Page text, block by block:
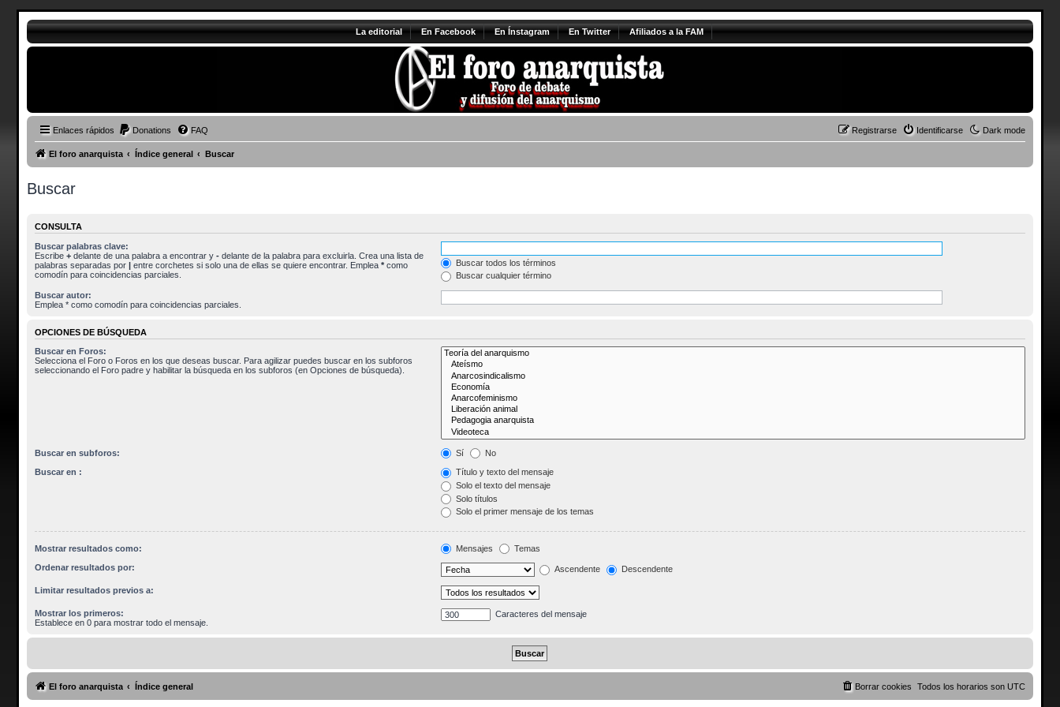
La editorial En Facebook En Ínstagram En Twitter Afiliados a la FAM
Enlaces rápidos Dark mode
Donations FAQ Identificarse
Registrarse
El foro anarquista Índice general Buscar
Buscar
CONSULTA
Buscar palabras clave:
Escribe +delante de una palabra a encontrar y -delante de la palabra para excluirla. Crea una lista de
palabras separadas por |entre corchetes si solo una de ellas se quiere encontrar. Emplea *como
comodín para coincidencias parciales.
Buscar todos los términos
Buscar cualquier término
Buscar autor:
Emplea * como comodín para coincidencias parciales.
OPCIONES DE BÚSQUEDA
Buscar en Foros:
Selecciona el Foro o Foros en los que deseas buscar. Para agilizar puedes buscar en los subforos
seleccionando el Foro padre y habilitar la búsqueda en los subforos (en Opciones de búsqueda).
Buscar en subforos: Sí No
Buscar en :
Título y texto del mensaje
Solo el texto del mensaje
Solo títulos
Solo el primer mensaje de los temas
Mostrar resultados como: Mensajes Temas
Ordenar resultados por: Ascendente Descendente
Limitar resultados previos a:
Mostrar los primeros:
Establece en 0 para mostrar todo el mensaje.
Caracteres del mensaje
El foro anarquista Índice general Todos los horarios sonUTC
Borrar cookies